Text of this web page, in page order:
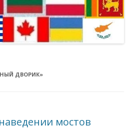
ДВОРИК»
мостов